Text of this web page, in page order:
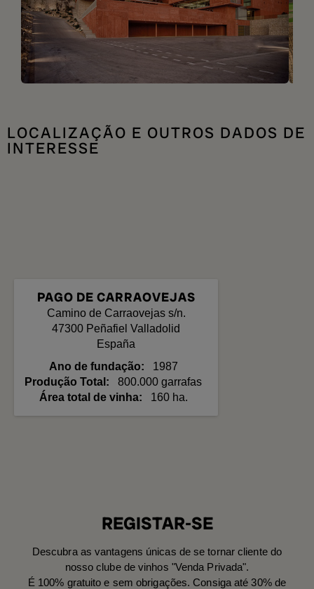
LOCALIZAÇÃO E OUTROS DADOS DE
INTERESSE
PAGO DE CARRAOVEJAS
Camino de Carraovejas s/n.
47300 Peñafiel Valladolid
España
Ano de fundação
1987
Produção Total
800.000 garrafas
Área total de vinha
160 ha.
REGISTAR-SE
Descubra as vantagens únicas de se tornar cliente do
nosso clube de vinhos "Venda Privada".
É 100% gratuito e sem obrigações. Consiga até 30% de